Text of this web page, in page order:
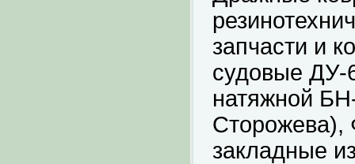
запчасти и
судовые ДУ-
натяжной
Сторожева),
закладные